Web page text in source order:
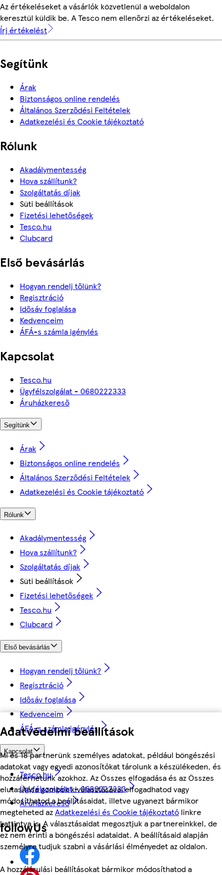
Adatvédelmi beállítások
Mi és 18 partnerünk személyes adatokat, például böngészési
adatokat vagy egyedi azonosítókat tárolunk a készülékeden, és
hozzáférhetünk azokhoz. Az Összes elfogadása és az Összes
elutasítása gombok kiválasztásával elfogadhatod vagy
módosíthatod a beállításaidat, illetve ugyanezt bármikor
megteheted azAdatkezelési és Cookie tájékoztató linkre
kattintva is. A választásaidat megosztjuk a partnereinkkel, de
ez nem érinti a böngészési adataidat. A beállításaid alapján
személyre tudjuk szabni a vásárlási élményedet az oldalon.
A hozzájárulási beállításokat bármikor módosíthatod a
Az értékeléseket a vásárlók közvetlenül a weboldalon
keresztül küldik be. A Tesco nem ellenőrzi az értékeléseket.
Írj értékelést
Segítünk
Árak
Biztonságos online rendelés
Általános Szerződési Feltételek
Adatkezelési és Cookie tájékoztató
Rólunk
Akadálymentesség
Hova szállítunk?
Szolgáltatás díjak
Süti beállítások
Fizetési lehetőségek
Tesco.hu
Clubcard
Első bevásárlás
Hogyan rendelj tőlünk?
Regisztráció
Idősáv foglalása
Kedvenceim
ÁFÁ-s számla igénylés
Kapcsolat
Tesco.hu
Ügyfélszolgálat - 0680222333
Áruházkereső
Segítünk
Árak
Biztonságos online rendelés
Általános Szerződési Feltételek
Adatkezelési és Cookie tájékoztató
Rólunk
Akadálymentesség
Hova szállítunk?
Szolgáltatás díjak
Süti beállítások
Fizetési lehetőségek
Tesco.hu
Clubcard
Első bevásárlás
Hogyan rendelj tőlünk?
Regisztráció
Idősáv foglalása
Kedvenceim
ÁFÁ-s számla igénylés
Kapcsolat
Tesco.hu
Ügyfélszolgálat - 0680222333
Áruházkereső
followUs